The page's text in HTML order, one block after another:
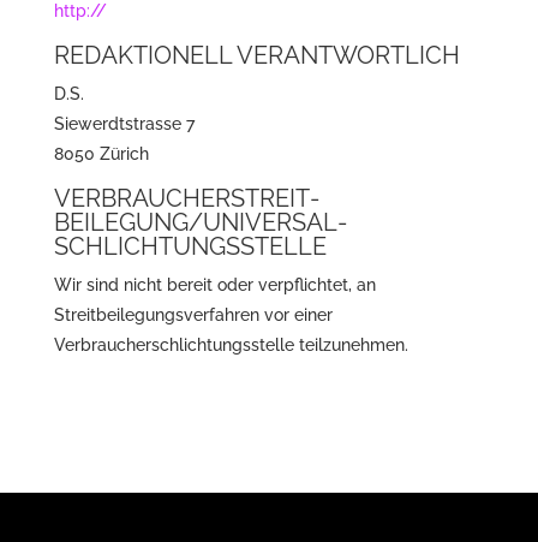
http://
REDAKTIONELL VERANTWORTLICH
D.S.
Siewerdtstrasse 7
8050 Zürich
VERBRAUCHER­STREIT­
BEILEGUNG/UNIVERSAL­
SCHLICHTUNGS­STELLE
Wir sind nicht bereit oder verpflichtet, an
Streitbeilegungsverfahren vor einer
Verbraucherschlichtungsstelle teilzunehmen.